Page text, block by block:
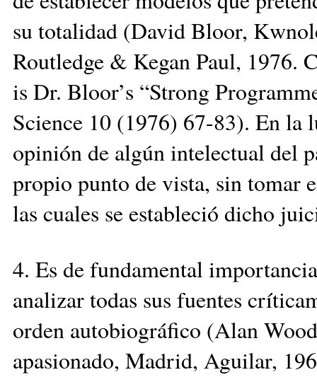
su totalidad (David Bloor,
Routledge & Kegan Paul, 1976.
is Dr. Bloor’s “Strong
Science 10 (1976) 67-83). En la
opinión de algún intelectual del
propio punto de vista, sin tomar
las cuales se estableció dicho
4. Es de fundamental
analizar todas sus fuentes
orden autobiográfico (Alan
apasionado, Madrid, Aguilar,